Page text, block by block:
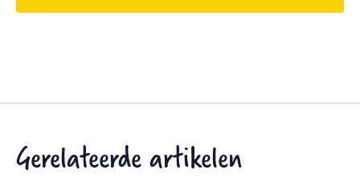
Gerelateerde artikelen